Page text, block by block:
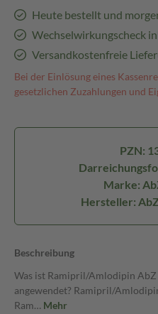
Heute bestellt und
Wechselwirkungscheck
Versandkostenfreie
Bei der Einlösung eines
gesetzlichen Zuzahlungen und
PZN:
Marke:
Hersteller:
Beschreibung
Was ist Ramipril/Amlodipin
angewendet? Ramipril/
Ram… Mehr